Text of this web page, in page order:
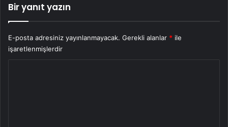
Bir yanıt yazın
E-posta adresiniz yayınlanmayacak. Gerekli alanlar * ile
işaretlenmişlerdir